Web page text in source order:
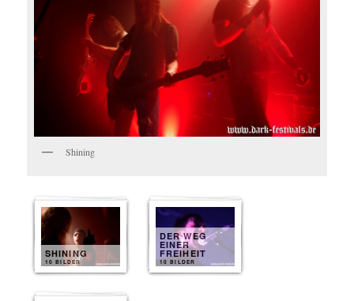
Shining
SHINING
10 BILDER
DER WEG
EINER
FREIHEIT
10 BILDER